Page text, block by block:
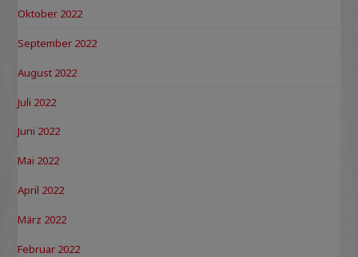
Oktober 2022
September 2022
August 2022
Juli 2022
Juni 2022
Mai 2022
April 2022
März 2022
Februar 2022